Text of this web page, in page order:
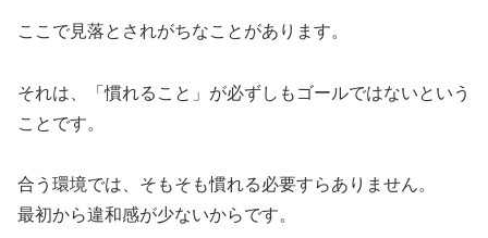
ここで見落とされがちなことがあります。
それは、「慣れること」が必ずしもゴールではないという
ことです。
合う環境では、そもそも慣れる必要すらありません。
最初から違和感が少ないからです。